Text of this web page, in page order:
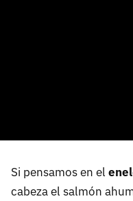
Si pensamos en el
cabeza el salmón